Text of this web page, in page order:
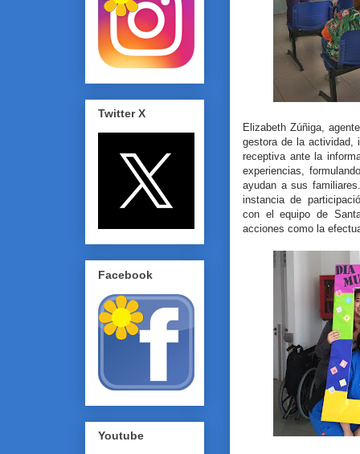
Elizabeth Zúñiga,
gestora de la actividad,
receptiva ante la
experiencias,
ayudan a sus
instancia de
con el equipo de
acciones como la
Twitter X
Facebook
Youtube